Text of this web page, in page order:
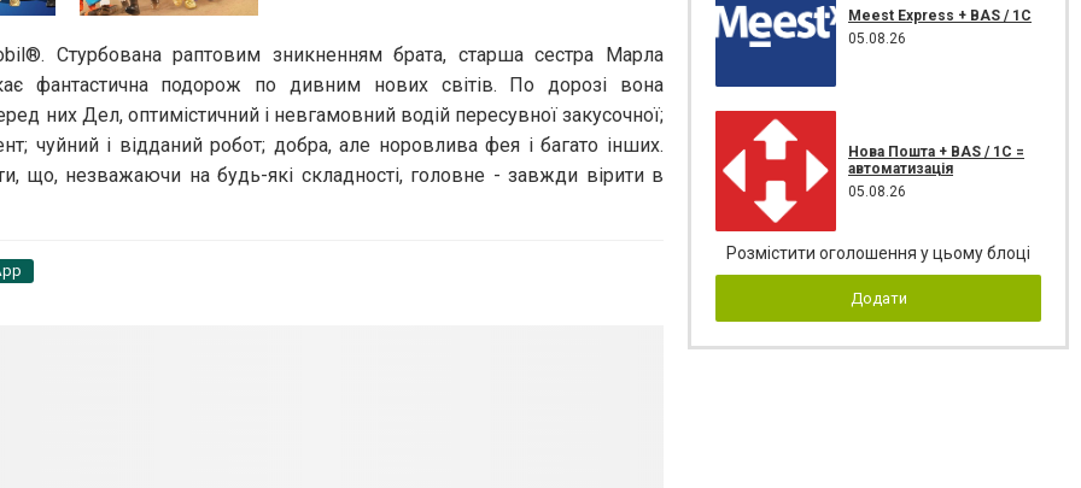
Стурбована раптовим зникненням брата, старша сестра Марла
фантастична подорож по дивним нових світів. По дорозі вона
них Дел, оптимістичний і невгамовний водій пересувної закусочної;
чуйний і відданий робот; добра, але норовлива фея і багато інших.
що, незважаючи на будь-які складності, головне - завжди вірити в
Meest Express + BAS / 1C
05.08.26
Нова Пошта + BAS / 1C =
автоматизація
05.08.26
Розмістити оголошення у цьому блоці
Додати